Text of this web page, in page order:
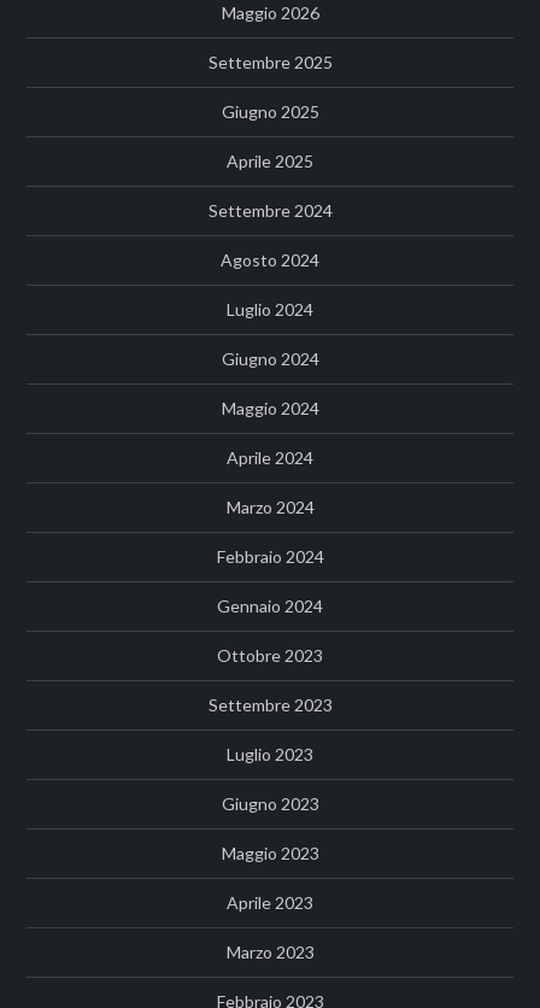
Maggio 2026
Settembre 2025
Giugno 2025
Aprile 2025
Settembre 2024
Agosto 2024
Luglio 2024
Giugno 2024
Maggio 2024
Aprile 2024
Marzo 2024
Febbraio 2024
Gennaio 2024
Ottobre 2023
Settembre 2023
Luglio 2023
Giugno 2023
Maggio 2023
Aprile 2023
Marzo 2023
Febbraio 2023